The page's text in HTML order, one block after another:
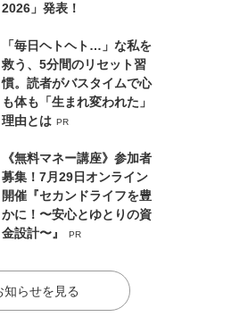
2026」発表！
「毎日ヘトヘト…」な私を
救う、5分間のリセット習
慣。読者がバスタイムで心
も体も「生まれ変われた」
理由とは PR
《無料マネー講座》参加者
募集！7月29日オンライン
開催『セカンドライフを豊
かに！〜安心とゆとりの資
金設計〜』
PR
知らせを見る